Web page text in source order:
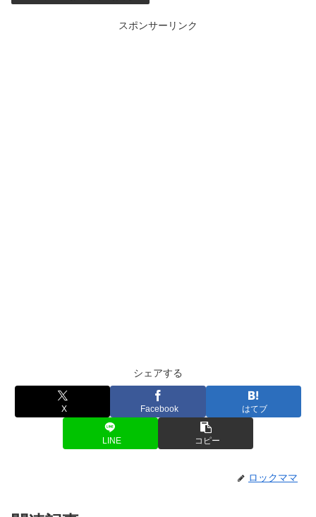
スポンサーリンク
シェアする
X Facebook はてブ
LINE コピー
ロックママ